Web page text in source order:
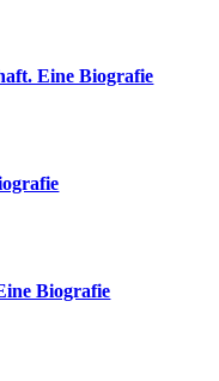
Eine Biografie
Biografie